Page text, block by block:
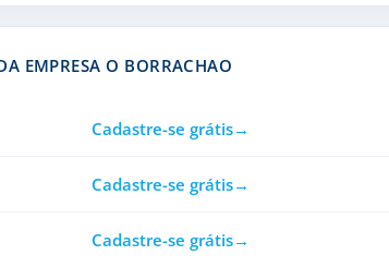
EMPRESA O BORRACHAO
Cadastre-se grátis
Cadastre-se grátis
Cadastre-se grátis